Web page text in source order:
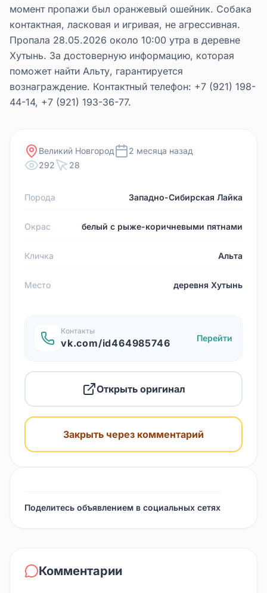
момент пропажи был оранжевый ошейник. Собака
контактная, ласковая и игривая, не агрессивная.
Пропала 28.05.2026 около 10:00 утра в деревне
Хутынь. За достоверную информацию, которая
поможет найти Альту, гарантируется
вознаграждение. Контактный телефон: +7 (921) 198-
44-14, +7 (921) 193-36-77.
Великий Новгород
2 месяца назад
292
28
Порода Западно-Сибирская Лайка
Окрас белый с рыже-коричневыми пятнами
Кличка Альта
Место деревня Хутынь
Контакты
vk.com/id464985746 Перейти
Открыть оригинал
Закрыть через комментарий
Поделитесь объявлением в социальных сетях
Комментарии